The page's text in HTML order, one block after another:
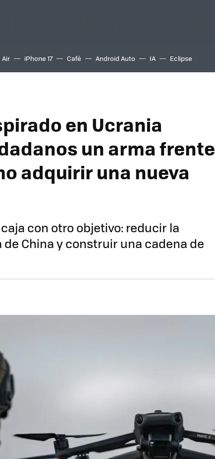
Air iPhone 17 Café Android Auto IA Eclipse
en Ucrania
un arma frente
adquirir una nueva
con otro objetivo: reducir la
China y construir una cadena de